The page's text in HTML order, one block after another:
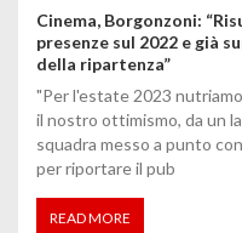
o
l
i
Cinema, Borgonzoni:
presenze sul 2022 e già
della ripartenza”
"Per l'estate 2023
il nostro ottimismo, da un
squadra messo a punto
per riportare il pub
READ MORE